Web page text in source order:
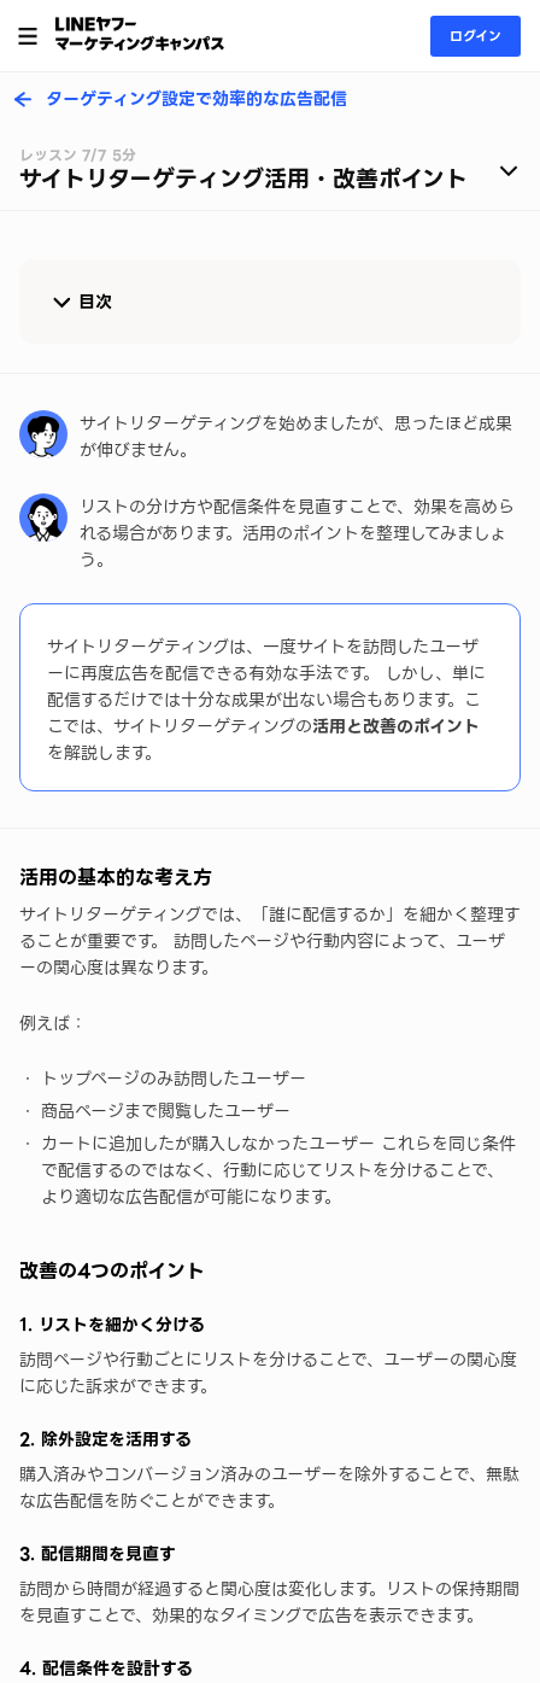
ログイン
ターゲティング設定で効率的な広告配信
レッスン 7/7 5分
サイトリターゲティング活用・改善ポイント
目次
改善の4つのポイント
入札価格に差をつけるためのターゲットリスト設計
条件リスト作成時の注意点
まとめ
サイトリターゲティングを始めましたが、思ったほど成果
が伸びません。
リストの分け方や配信条件を見直すことで、効果を高めら
れる場合があります。活用のポイントを整理してみましょ
う。
サイトリターゲティングは、一度サイトを訪問したユーザ
ーに再度広告を配信できる有効な手法です。 しかし、単に
配信するだけでは十分な成果が出ない場合もあります。こ
こでは、サイトリターゲティングの活用と改善のポイント
を解説します。
活用の基本的な考え方
サイトリターゲティングでは、「誰に配信するか」を細かく整理す
ることが重要です。 訪問したページや行動内容によって、ユーザ
ーの関心度は異なります。
例えば：
トップページのみ訪問したユーザー
商品ページまで閲覧したユーザー
カートに追加したが購入しなかったユーザー これらを同じ条件
で配信するのではなく、行動に応じてリストを分けることで、
より適切な広告配信が可能になります。
改善の4つのポイント
1. リストを細かく分ける
訪問ページや行動ごとにリストを分けることで、ユーザーの関心度
に応じた訴求ができます。
2. 除外設定を活用する
購入済みやコンバージョン済みのユーザーを除外することで、無駄
な広告配信を防ぐことができます。
3. 配信期間を見直す
訪問から時間が経過すると関心度は変化します。リストの保持期間
を見直すことで、効果的なタイミングで広告を表示できます。
4. 配信条件を設計する